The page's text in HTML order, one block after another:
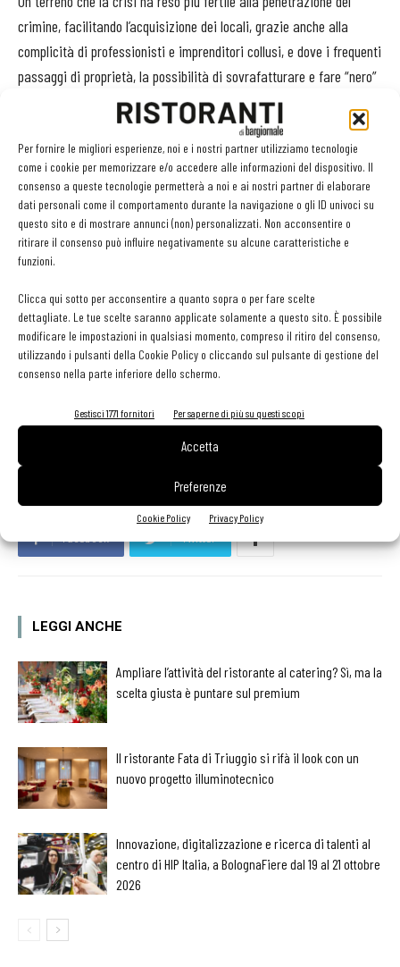
Per fornire le migliori esperienze, noi e i nostri partner utilizziamo tecnologie
come i cookie per memorizzare e/o accedere alle informazioni del dispositivo. Il
consenso a queste tecnologie permetterà a noi e ai nostri partner di elaborare
dati personali come il comportamento durante la navigazione o gli ID univoci su
questo sito e di mostrare annunci (non) personalizzati. Non acconsentire o
ritirare il consenso può influire negativamente su alcune caratteristiche e
funzioni.
Clicca qui sotto per acconsentire a quanto sopra o per fare scelte
dettagliate. Le tue scelte saranno applicate solamente a questo sito. È possibile
modificare le impostazioni in qualsiasi momento, compreso il ritiro del consenso,
utilizzando i pulsanti della Cookie Policy o cliccando sul pulsante di gestione del
consenso nella parte inferiore dello schermo.
Gestisci 1771 fornitori Per saperne di più su questi scopi
Accetta
Preferenze
Cookie Policy Privacy Policy
crimine, facilitando l’acquisizione dei locali, grazie anche alla
complicità di professionisti e imprenditori collusi, e dove i frequenti
passaggi di proprietà, la possibilità di sovrafatturare e fare “nero”
rappresentano ulteriori leve di azione per le cosche, rendendo molto
difficile risalire ai reali proprietari dell’attività e all’origine dei
capitali. Ma il riciclaggio non è l’unico obiettivo. Per i clan è
importante anche presidiare il territorio, fornire coperture
lavorative agli affiliati o mettere a frutto le competenze che si
hanno in “famiglia”. A questo poi si aggiunge la rilevanza e il
prestigio sociale che un ristorante può garantire. Un bel ristorante,
contatto con personaggi dello spettacolo, politici, imprenditori o del
mondo della finanza e per stringere relazioni che possono essere
molto utili per lo sviluppo degli affari, anche in altri campi. Tutti gli
operatori del settore devono saper contrastare questa invadenza
Italia.
Facebook Twitter
LEGGI ANCHE
Ampliare l’attività del ristorante al catering? Sì, ma la
scelta giusta è puntare sul premium
Il ristorante Fata di Triuggio si rifà il look con un
nuovo progetto illuminotecnico
Innovazione, digitalizzazione e ricerca di talenti al
centro di HIP Italia, a BolognaFiere dal 19 al 21 ottobre
2026